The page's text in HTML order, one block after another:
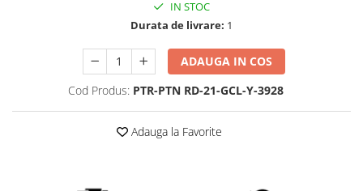
IN STOC
Durata de livrare: 1
ADAUGA IN COS
Cod Produs: PTR-PTN RD-21-GCL-Y-3928
Adauga la Favorite